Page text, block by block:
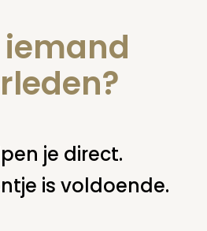
afwikkeling nalatenschap
iemand
je direct.
is voldoende.